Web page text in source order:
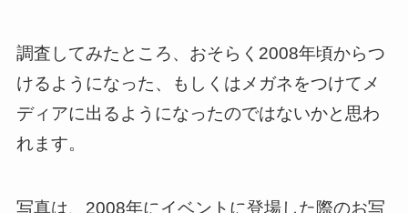
調査してみたところ、おそらく2008年頃からつ
けるようになった、もしくはメガネをつけてメ
ディアに出るようになったのではないかと思わ
れます。
写真は、2008年にイベントに登場した際のお写